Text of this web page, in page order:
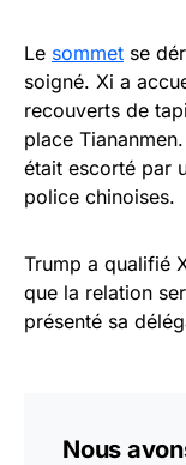
Le sommet se
soigné. Xi a
recouverts de
place
était escorté par
police chinoises.
Trump a qualifié
que la relation
présenté sa
Nous